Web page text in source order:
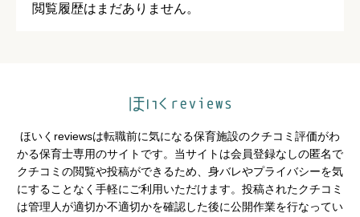
シフトの融通 必須
星の数をお選びください 
閲覧履歴はまだありません。
ほいくreviewsは転職前に気になる保育施設のクチコミ評価がわ
かる保育士専用のサイトです。当サイトは会員登録なしの匿名で
クチコミの閲覧や投稿ができるため、身バレやプライバシーを気
にすることなく手軽にご利用いただけます。投稿されたクチコミ
は管理人が適切か不適切かを確認した後に公開作業を行なってい